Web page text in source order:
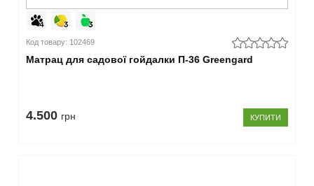
Код товару: 102469
Матрац для садової гойдалки П-36 Greengard
4.500 грн КУПИТИ